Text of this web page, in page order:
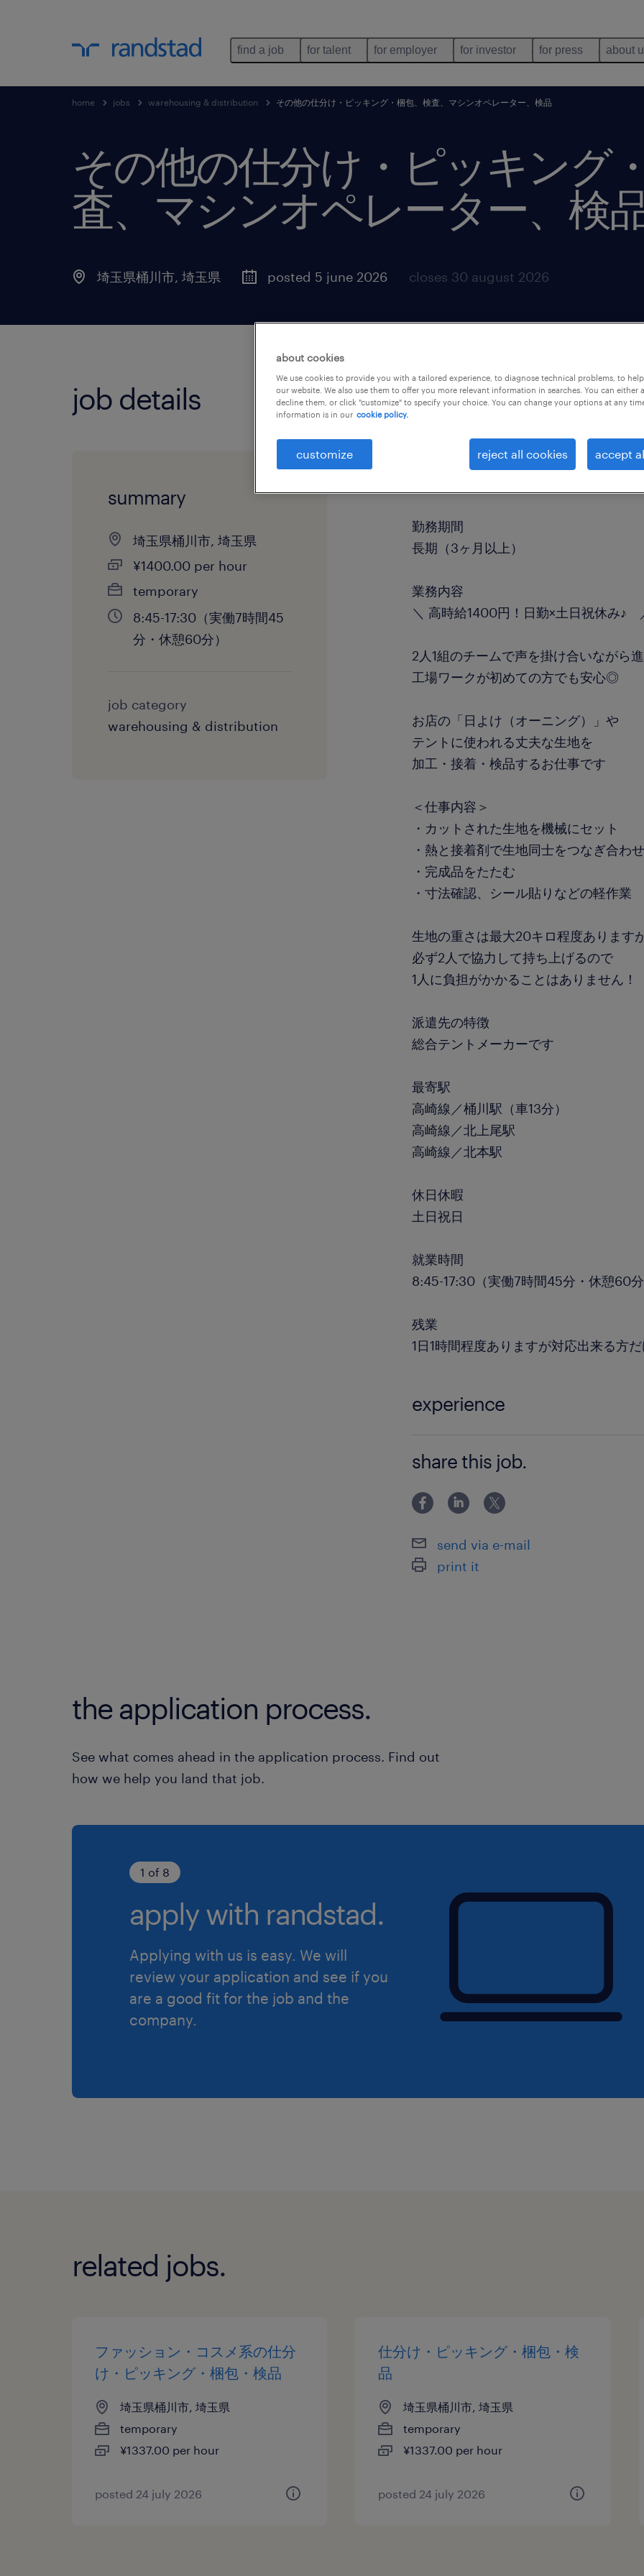
find a job for talent for employer for investor for press about
home jobs warehousing & distribution その他の仕分け・ピッキング・梱包、検査、マシンオペレーター、検品
その他の仕分け・ピッキング
査、マシンオペレーター、検
埼玉県桶川市, 埼玉県 posted 5 june 2026 closes 30 august 2026
job details
summary
埼玉県桶川市, 埼玉県
¥1400.00 per hour
temporary
8:45-17:30（実働7時間45
分・休憩60分）
job category
warehousing & distribution
勤務期間
長期（3ヶ月以上）
業務内容
＼ 高時給1400円！日勤×土日祝休み♪
2人1組のチームで声を掛け合いながら
工場ワークが初めての方でも安心◎
お店の「日よけ（オーニング）」や
テントに使われる丈夫な生地を
加工・接着・検品するお仕事です
＜仕事内容＞
・カットされた生地を機械にセット
・熱と接着剤で生地同士をつなぎ合わ
・完成品をたたむ
・寸法確認、シール貼りなどの軽作業
生地の重さは最大20キロ程度あります
必ず2人で協力して持ち上げるので
1人に負担がかかることはありません！
派遣先の特徴
総合テントメーカーです
最寄駅
高崎線／桶川駅（車13分）
高崎線／北上尾駅
高崎線／北本駅
休日休暇
土日祝日
就業時間
8:45-17:30（実働7時間45分・休憩60
残業
1日1時間程度ありますが対応出来る方
experience
方」も大歓迎♪
share this job.
send via e-mail
print it
the application process.
See what comes ahead in the application process. Find out
how we help you land that job.
1 of 8
apply with randstad.
Applying with us is easy. We will
review your application and see if you
are a good fit for the job and the
company.
related jobs.
ファッション・コスメ系の仕分
け・ピッキング・梱包・検品
埼玉県桶川市, 埼玉県
temporary
¥1337.00 per hour
posted 24 july 2026
仕分け・ピッキング・梱包・検
品
埼玉県桶川市, 埼玉県
temporary
¥1337.00 per hour
posted 24 july 2026
about cookies
We use cookies to provide you with a tailored experience, to diagnose technical problems, to
our website. We also use them to offer you more relevant information in searches. You can either
decline them, or click "customize" to specify your choice. You can change your options at any
information is in our cookie policy.
customize reject all cookies accept